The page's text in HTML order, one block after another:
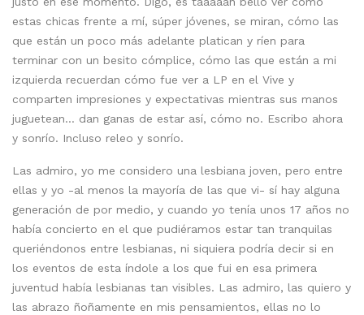
estas chicas frente a mí, súper jóvenes, se miran, cómo las
que están un poco más adelante platican y ríen para
terminar con un besito cómplice, cómo las que están a mi
izquierda recuerdan cómo fue ver a LP en el Vive y
comparten impresiones y expectativas mientras sus manos
juguetean… dan ganas de estar así, cómo no. Escribo ahora
y sonrío. Incluso releo y sonrío.
Las admiro, yo me considero una lesbiana joven, pero entre
ellas y yo -al menos la mayoría de las que vi- sí hay alguna
generación de por medio, y cuando yo tenía unos 17 años no
había concierto en el que pudiéramos estar tan tranquilas
queriéndonos entre lesbianas, ni siquiera podría decir si en
los eventos de esta índole a los que fui en esa primera
juventud había lesbianas tan visibles. Las admiro, las quiero y
las abrazo ñoñamente en mis pensamientos, ellas no lo